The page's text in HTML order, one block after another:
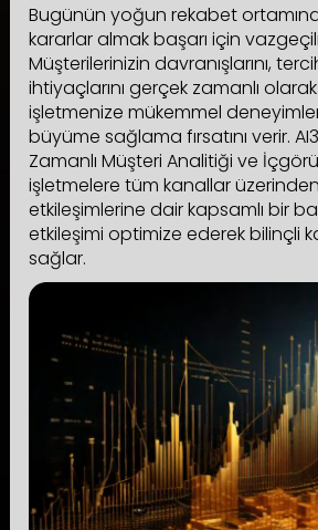
Bugünün yoğun rekabet
kararlar almak başarı için
Müşterilerinizin davranışlarını,
ihtiyaçlarını gerçek zamanlı
işletmenize mükemmel
büyüme sağlama fırsatını verir.
Zamanlı Müşteri Analitiği ve
işletmelere tüm kanallar
etkileşimlerine dair kapsamlı bir
etkileşimi optimize ederek bilinçli
sağlar.